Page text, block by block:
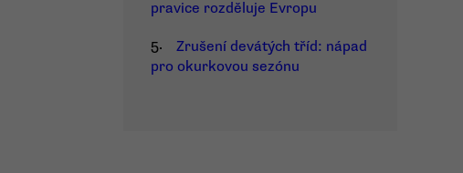
pravice rozděluje Evropu
5.
Zrušení devátých tříd: nápad
pro okurkovou sezónu